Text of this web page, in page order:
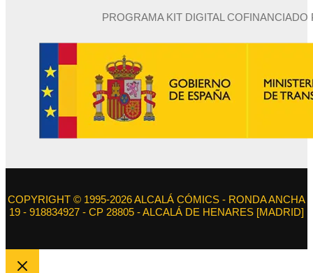
PROGRAMA KIT DIGITAL
COPYRIGHT © 1995-2026 ALCALÁ CÓMICS - RONDA ANCHA
19 - 918834927 - CP 28805 - ALCALÁ DE HENARES [MADRID]